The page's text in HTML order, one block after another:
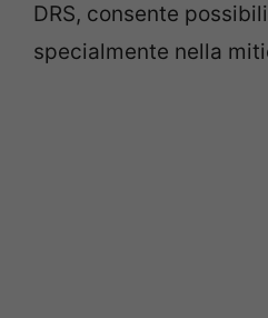
DRS, consente
specialmente nella